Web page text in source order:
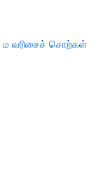
ம வரிசைச் சொற்கள்